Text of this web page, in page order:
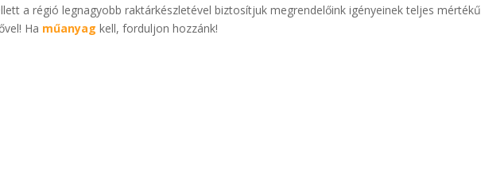
a régió legnagyobb raktárkészletével biztosítjuk megrendelőink igényeinek teljes mértékű
Ha műanyag kell, forduljon hozzánk!